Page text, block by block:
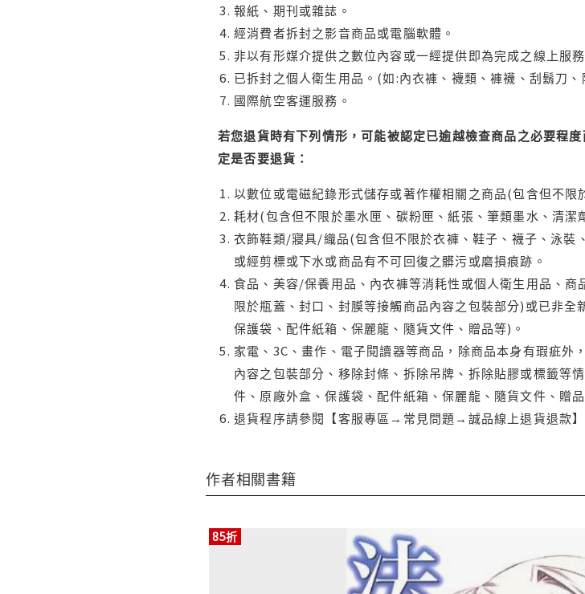
報紙、期刊或雜誌。
經消費者拆封之影音商品或電腦軟體。
非以有形媒介提供之數位內容或一經提供即為完成之線上服
已拆封之個人衛生用品。(如:內衣褲、襪類、褲襪、刮鬍刀
國際航空客運服務。
若您退貨時有下列情形，可能被認定已逾越檢查商品之必要程
定是否要退貨：
以數位或電磁紀錄形式儲存或著作權相關之商品(包含但不
耗材(包含但不限於墨水匣、碳粉匣、紙張、筆類墨水、清
衣飾鞋類/寢具/織品(包含但不限於衣褲、鞋子、襪子、泳裝
或經剪標或下水或商品有不可回復之髒污或磨損痕跡。
食品、美容/保養用品、內衣褲等消耗性或個人衛生用品、
限於瓶蓋、封口、封膜等接觸商品內容之包裝部分)或已非
保護袋、配件紙箱、保麗龍、隨貨文件、贈品等)。
家電、3C、畫作、電子閱讀器等商品，除商品本身有瑕疵
內容之包裝部分、移除封條、拆除吊牌、拆除貼膠或標籤
件、原廠外盒、保護袋、配件紙箱、保麗龍、隨貨文件、贈品
退貨程序請參閱【客服專區→常見問題→誠品線上退貨退款】
作者相關書籍
85折